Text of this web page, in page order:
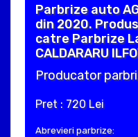
Parbrize auto
din 2020.
catre Parbrize
CALDARARU
Producator
Pret : 720 Lei
Abrevieri parbrize: